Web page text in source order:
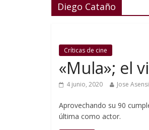
Diego Cataño
Críticas de cine
«Mula»; el
4 junio, 2020 Jose
Aprovechando su 90
última como actor.